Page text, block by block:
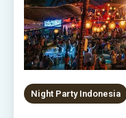
Night Party Indonesia